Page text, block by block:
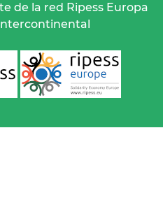
de la red Ripess Europa